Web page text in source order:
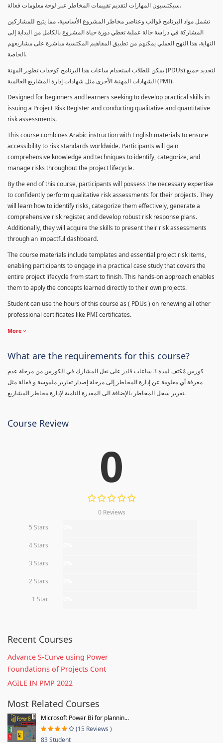
سيكتسبون المهارات لتقديم تقييمات المخاطر عبر لوحة معلومات فعالة.
تشمل مواد البرنامج قوالب وعناصر مخاطر المشروع الأساسية، مما يتيح للمشاركين
المشاركة في دراسة حالة عملية تغطي دورة حياة المشروع بالكامل من البداية إلى
النهاية. هذا النهج العملي يمكنهم من تطبيق المفاهيم المكتسبة مباشرة على مشاريعهم
الخاصة.
يمكن للطلاب استخدام ساعات هذا البرنامج كوحدات تطوير المهنة (PDUs) لتجديد جميع
الشهادات المهنية الأخرى مثل شهادات إدارة المشاريع العالمية (PMI).
Designed for beginners and learners seeking to develop practical skills in
issuing a Project Risk Register and conducting qualitative and quantitative
risk assessments.
This course combines Arabic instruction with English materials to ensure
accessibility to risk standards worldwide. Participants will gain
comprehensive knowledge and techniques to identify, categorize, and
manage risks throughout the project lifecycle.
By the end of this course, participants will possess the necessary expertise
to confidently perform qualitative risk assessments for their projects. They
will learn how to identify risks, categorize them effectively, generate a
comprehensive risk register, and develop robust risk response plans.
Additionally, they will acquire the skills to present their risk assessments
through an impactful dashboard.
The course materials include templates and essential project risk items,
enabling participants to engage in a practical case study that covers the
entire project lifecycle from start to finish. This hands-on approach enables
them to apply the concepts learned directly to their own projects.
Student can use the hours of this course as ( PDUs ) on renewing all other
professional certificates like PMI certificates.
More
What are the requirements for this course?
كورس مٌكثف لمدة 3 ساعات قادر على نقل المشارك في الكورس من مرحلة عدم
معرفة أي معلومة عن إدارة المخاطر إلى مرحلة إصدار تقارير ملموسة و فعالة مثل
تقرير سجل المخاطر بالإضافة الى المقدرة التامية لإدارة مخاطر المشاريع.
Course Review
0
0 Reviews
5 Stars
4 Stars
3 Stars
2 Stars
1 Star
Recent Courses
Advance S-Curve using Power
Foundations of Projects Cont
AGILE IN PMP 2022
Most Related Courses
Microsoft Power Bi for plannin...
(15 Reviews )
83 Student